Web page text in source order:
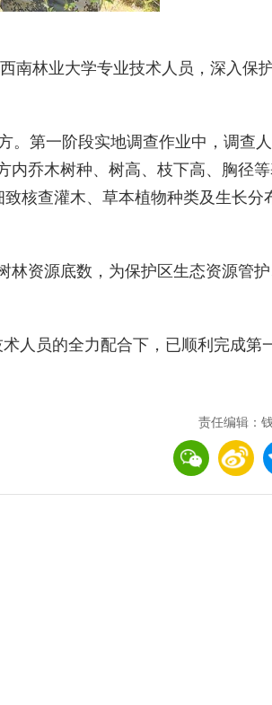
南林业大学专业技术人员，深入保
。第一阶段实地调查作业中，调查
内乔木树种、树高、枝下高、胸径
核查灌木、草本植物种类及生长分
资源底数，为保护区生态资源管护
人员的全力配合下，已顺利完成第
责任编辑：